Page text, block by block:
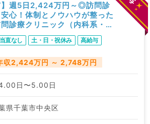
】週5日2,424万円～◎訪問診
心！体制とノウハウが整った
診療クリニック（内科系・外
当直なし 土・日・祝休み 高給与
収2,424万円 ～ 2,748万円
日〜5.00日
県千葉市中央区